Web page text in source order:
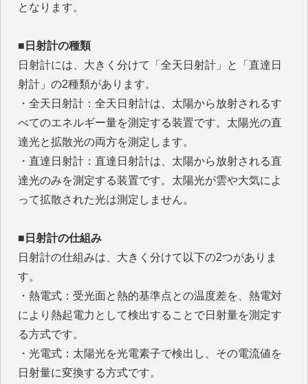
となります。
■日射計の種類
日射計には、大きく分けて「全天日射計」と「直達日
射計」の2種類があります。
・全天日射計：全天日射計は、太陽から放射されるす
べてのエネルギー量を測定する装置です。太陽光の直
達光と拡散光の両方を測定します。
・直達日射計：直達日射計は、太陽から放射される直
達光のみを測定する装置です。太陽光が雲や大気によ
って拡散された光は測定しません。
■日射計の仕組み
日射計の仕組みは、大きく分けて以下の2つがありま
す。
・熱電式：受光面と熱的基準点との温度差を、熱電対
により熱起電力として検出することで日射量を測定す
る方式です。
・光電式：太陽光を光電素子で検出し、その電流値を
日射量に変換する方式です。